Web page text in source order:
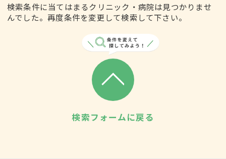
検索条件に当てはまるクリニック・病院は見つかりませ
んでした。再度条件を変更して検索して下さい。
検索フォームに戻る